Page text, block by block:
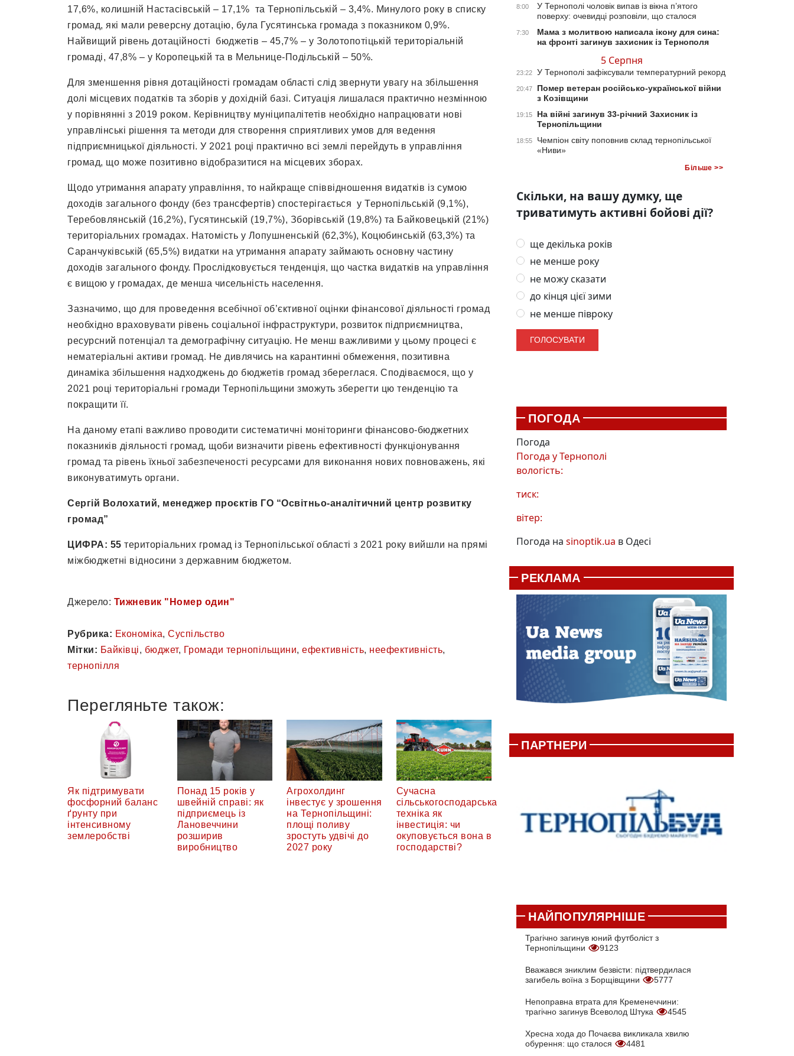
17,6%, колишній Настасівській – 17,1% та Тернопільській – 3,4%. Минулого року в списку
громад, які мали реверсну дотацію, була Гусятинська громада з показником 0,9%.
Найвищий рівень дотаційності бюджетів – 45,7% – у Золотопотіцькій територіальній
громаді, 47,8% – у Коропецькій та в Мельнице-Подільській – 50%.
Для зменшення рівня дотаційності громадам області слід звернути увагу на збільшення
долі місцевих податків та зборів у дохідній базі. Ситуація лишалася практично незмінною
у порівнянні з 2019 роком. Керівництву муніципалітетів необхідно напрацювати нові
управлінські рішення та методи для створення сприятливих умов для ведення
підприємницької діяльності. У 2021 році практично всі землі перейдуть в управління
громад, що може позитивно відобразитися на місцевих зборах.
Щодо утримання апарату управління, то найкраще співвідношення видатків із сумою
доходів загального фонду (без трансфертів) спостерігається у Тернопільській (9,1%),
Теребовлянській (16,2%), Гусятинській (19,7%), Зборівській (19,8%) та Байковецькій (21%)
територіальних громадах. Натомість у Лопушненській (62,3%), Коцюбинській (63,3%) та
Саранчуківській (65,5%) видатки на утримання апарату займають основну частину
доходів загального фонду. Прослідковується тенденція, що частка видатків на управління
є вищою у громадах, де менша чисельність населення.
Зазначимо, що для проведення всебічної об’єктивної оцінки фінансової діяльності громад
необхідно враховувати рівень соціальної інфраструктури, розвиток підприємництва,
ресурсний потенціал та демографічну ситуацію. Не менш важливими у цьому процесі є
нематеріальні активи громад. Не дивлячись на карантинні обмеження, позитивна
динаміка збільшення надходжень до бюджетів громад збереглася. Сподіваємося, що у
2021 році територіальні громади Тернопільщини зможуть зберегти цю тенденцію та
покращити її.
На даному етапі важливо проводити систематичні моніторинги фінансово-бюджетних
показників діяльності громад, щоби визначити рівень ефективності функціонування
громад та рівень їхньої забезпеченості ресурсами для виконання нових повноважень, які
виконуватимуть органи.
Сергій Волохатий, менеджер проєктів ГО “Освітньо-аналітичний центр розвитку
громад”
ЦИФРА: 55 територіальних громад із Тернопільської області з 2021 року вийшли на прямі
міжбюджетні відносини з державним бюджетом.
Джерело: Тижневик "Номер один"
Рубрика: Економіка, Суспільство
Мітки: Байківці, бюджет, Громади тернопільщини, ефективність, неефективність,
тернопілля
Перегляньте також:
Як підтримувати
фосфорний баланс
ґрунту при
інтенсивному
землеробстві
Понад 15 років у
швейній справі: як
підприємець із
Лановеччини
розширив
виробництво
Агрохолдинг
інвестує у зрошення
на Тернопільщині:
площі поливу
зростуть удвічі до
2027 року
Сучасна
сільськогосподарська
техніка як
інвестиція: чи
окуповується вона в
господарстві?
8:00
У Тернополі чоловік випав із вікна п’ятого
поверху: очевидці розповіли, що сталося
7:30
Мама з молитвою написала ікону для сина:
на фронті загинув захисник із Тернополя
5 Серпня
23:22 У Тернополі зафіксували температурний рекорд
20:47
Помер ветеран російсько-української війни
з Козівщини
19:15
На війні загинув 33-річний Захисник із
Тернопільщини
18:55
Чемпіон світу поповнив склад тернопільської
«Ниви»
Більше >>
Скільки, на вашу думку, ще
триватимуть активні бойові дії?
ще декілька років
не менше року
не можу сказати
до кінця цієї зими
не менше півроку
ПОГОДА
Погода
Погода уТернополі
вологість:
тиск:
вітер:
Погода на sinoptik.ua в Одесі
РЕКЛАМА
ПАРТНЕРИ
НАЙПОПУЛЯРНІШЕ
Трагічно загинув юний футболіст з
Тернопільщини
9123
Вважався зниклим безвісти: підтвердилася
загибель воїна з Борщівщини
5777
Непоправна втрата для Кременеччини:
трагічно загинув Всеволод Штука
4545
Хресна хода до Почаєва викликала хвилю
обурення: що сталося
4481